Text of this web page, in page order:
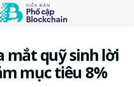
mắt quỹ sinh lời
mục tiêu 8%